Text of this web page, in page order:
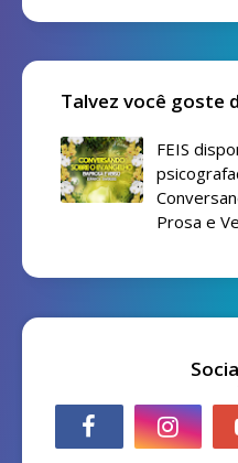
Talvez você goste
FEIS
Prosa e